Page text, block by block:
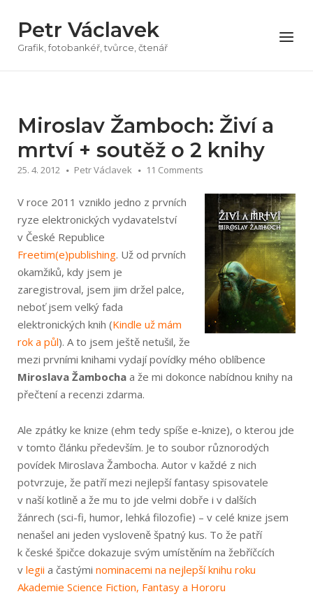
obsah
Petr Václavek
Grafik, fotobankéř, tvůrce, čtenář
Menu
Miroslav Žamboch: Živí a
mrtví + soutěž o 2 knihy
25. 4. 2012 Petr Václavek 11 Comments
V roce 2011 vzniklo jedno z prvních
ryze elektronických vydavatelství
v České Republice
Freetim(e)publishin­g. Už od prvních
okamžiků, kdy jsem je
zaregistroval, jsem jim držel palce,
neboť jsem velký fada
elektronických knih (Kindle už mám
rok a půl). A to jsem ještě netušil, že
mezi prvními knihami vydají povídky mého oblíbence
Miroslava Žambocha a že mi dokonce nabídnou knihy na
přečtení a recenzi zdarma.
Ale zpátky ke knize (ehm tedy spíše e-knize), o kterou jde
v tomto článku především. Je to soubor různorodých
povídek Miroslava Žambocha. Autor v každé z nich
potvrzuje, že patří mezi nejlepší fantasy spisovatele
v naší kotlině a že mu to jde velmi dobře i v dalších
žánrech (sci-fi, humor, lehká filozofie) – v celé knize jsem
nenašel ani jeden vysloveně špatný kus. To že patří
k české špičce dokazuje svým umístěním na žebříčcích
v legii a častými nominacemi na nejlepší knihu roku
Akademie Science Fiction, Fantasy a Hororu